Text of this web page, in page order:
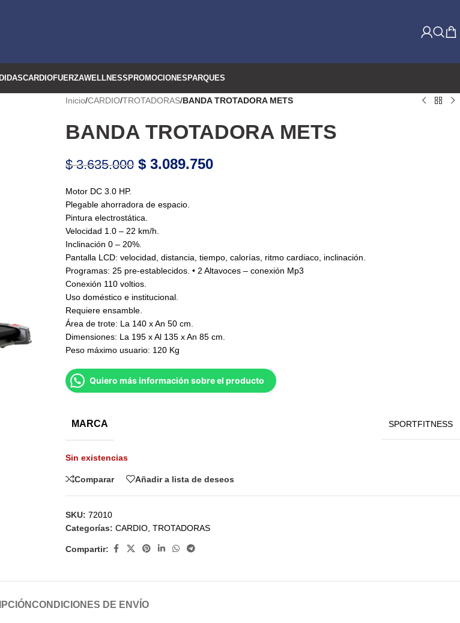
CARDIOFUERZAWELLNESS PROMOCIONES PARQUES
Inicio/CARDIO/TROTADORAS/BANDA TROTADORA METS
BANDA TROTADORA METS
$3.635.000 $ 3.089.750
Motor DC 3.0 HP.
Plegable ahorradora de espacio.
Pintura electrostática.
Velocidad 1.0 – 22 km/h.
Inclinación 0 – 20%.
Pantalla LCD: velocidad, distancia, tiempo, calorías, ritmo cardiaco, inclinación.
Programas: 25 pre-establecidos. • 2 Altavoces – conexión Mp3
Conexión 110 voltios.
Uso doméstico e institucional.
Requiere ensamble.
Área de trote: La 140 x An 50 cm.
Dimensiones: La 195 x Al 135 x An 85 cm.
Peso máximo usuario: 120 Kg
Quiero más información sobre el producto
MARCA SPORTFITNESS
Sin existencias
Comparar Añadir a lista de deseos
SKU: 72010
Categorías: CARDIO TROTADORAS
Compartir:
CONDICIONES DE ENVÍO